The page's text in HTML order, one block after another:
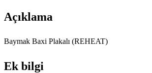
Açıklama
Baymak Baxi Plakalı (REHEAT)
Ek bilgi